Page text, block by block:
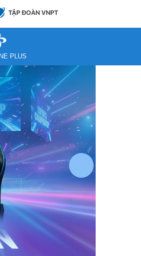
TẬP ĐOÀN VNPT
PLUS